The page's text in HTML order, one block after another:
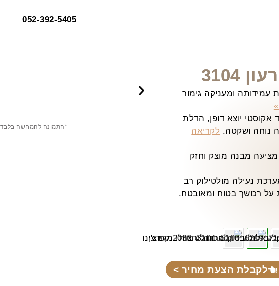
052-392-5405⁩
3104
ומעניקה גימור
אקוסטי יוצא דופן, הדלת
נוחה ושקטה. לקריאה
ממתכת בעובי 1.5 מ"מ מציעה מבנה מוצק וחזק
נעילה מולטילוק רב
רכושך בטוח ומאובטח.
לקבלת הצעת מחיר >
*התמונה להמחשה בלבד